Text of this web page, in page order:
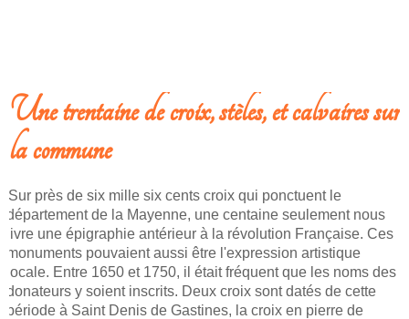
Une trentaine de croix, stèles, et calvaires sur
la commune
Sur près de six mille six cents croix qui ponctuent le
département de la Mayenne, une centaine seulement nous
livre une épigraphie antérieur à la révolution Française. Ces
monuments pouvaient aussi être l'expression artistique
locale. Entre 1650 et 1750, il était fréquent que les noms des
donateurs y soient inscrits. Deux croix sont datés de cette
période à Saint Denis de Gastines, la croix en pierre de